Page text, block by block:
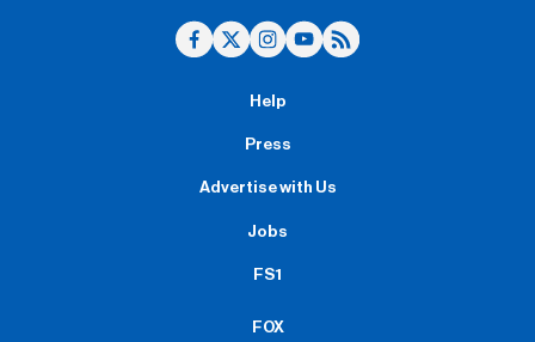
Help
Press
Advertise with Us
Jobs
FS1
FOX